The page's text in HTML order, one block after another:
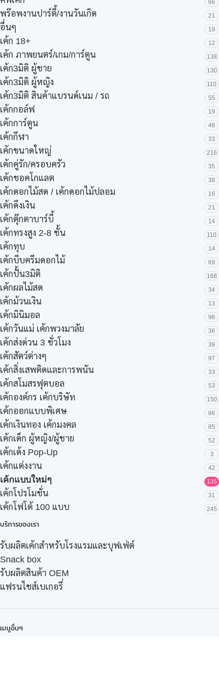
66
พร๊อพงานปาร์ตี้/งานวันเกิด 21
อื่นๆ 19
เค้ก 18+ 12
เค้ก ภาพยนตร์/เกม/การ์ตูน 138
เค้ก3มิติ ผู้ชาย 130
เค้ก3มิติ ผู้หญิง 110
เค้ก3มิติ สินค้าแบรนด์เนม / รถ 55
เค้กกอล์ฟ 19
เค้กการ์ตูน 46
เค้กกีฬา 33
เค้กขนาดใหญ่ 216
เค้กคู่รัก/ครอบครัว 35
เค้กชอคโกแลต 38
เค้กดอกไม้สด / เค้กดอกไม้ปลอม 16
เค้กดึงเงิน 21
เค้กตุ๊กตาบาร์บี้ 14
เค้กทรงสูง 2-8 ชั้น 110
เค้กทุบ 14
เค้กบีบครีมดอกไม้ 69
เค้กปั้น3มิติ 168
เค้กผลไม้สด 34
เค้กม้วนเงิน 13
เค้กมินิมอล 96
เค้กวันแม่ เค้กพวงมาลัย 36
เค้กส่งด่วน 3 ชั่วโมง 39
เค้กสัตว์ต่างๆ 97
เค้กสิ่งเสพติดและการพนัน 33
เค้กสโมสรฟุตบอล 53
เค้กองค์กร เค้กบริษัท 150
เค้กออกแบบพิเศษ 86
เค้กเงินทอง เค้กมงคล 85
เค้กเด็ก ผู้หญิง/ผู้ชาย 52
เค้กเด้ง Pop-Up 3
เค้กแต่งงาน 42
เค้กแบบใหม่ๆ 135
เค้กโปรโมชั่น 31
เค้กโฟโต้ 100 แบบ 245
บริการของเรา
รับผลิตเค้กสำหรับโรงแรมและบุฟเฟ่ต์
Snack box
รับผลิตสินค้า OEM
แฟรนไชส์เบเกอรี่
เมนูอื่นๆ